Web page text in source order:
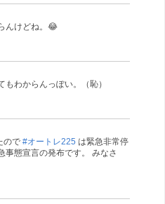
んけどね。😂
もわからんっぽい。（恥）
ので #オートレ225 は緊急非常停
事態宣言の発布です。 みなさ